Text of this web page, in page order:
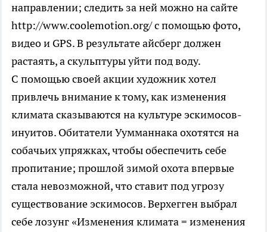
направлении; следить за ней можно на сайте
http://www.coolemotion.org/ с помощью фото,
видео и GPS. В результате айсберг должен
растаять, а скульптуры уйти под воду.
С помощью своей акции художник хотел
привлечь внимание к тому, как изменения
климата сказываются на культуре эскимосов-
инуитов. Обитатели Уумманнака охотятся на
собачьих упряжках, чтобы обеспечить себе
пропитание; прошлой зимой охота впервые
стала невозможной, что ставит под угрозу
существование эскимосов. Верхегген выбрал
себе лозунг «Изменения климата = изменения